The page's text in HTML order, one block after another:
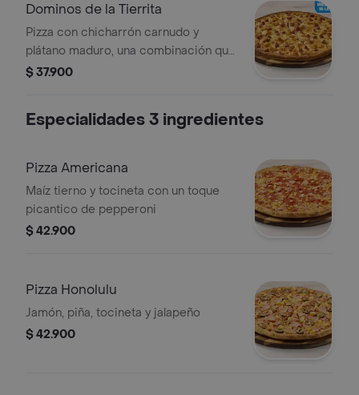
Dominos de la Tierrita
Pizza con chicharrón carnudo y
plátano maduro, una combinación que
celebra los sabores de Colombia en
$ 37.900
Especialidades 3 ingredientes
Pizza Americana
Maíz tierno y tocineta con un toque
picantico de pepperoni
$ 42.900
Pizza Honolulu
Jamón, piña, tocineta y jalapeño
$ 42.900